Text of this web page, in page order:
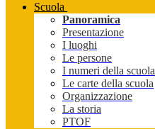
Scuola
Panoramica
Presentazione
I luoghi
Le persone
I numeri della scuola
Le carte della scuola
Organizzazione
La storia
PTOF